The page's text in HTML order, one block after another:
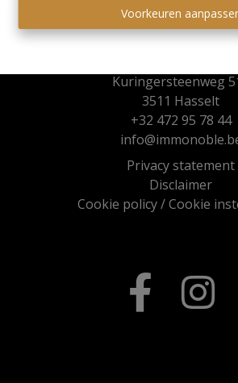
Voorkeuren
Kuringersteenweg
3511 Hasselt
+32 472 95 78 44
Privacy statement
Disclaimer
Cookie policy/Cookie